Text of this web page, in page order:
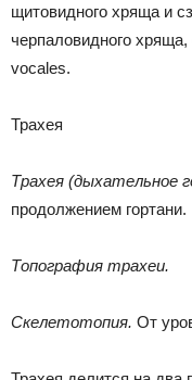
щитовидного хряща и
черпаловидного хряща,
vocales.
Трахея
Трахея (дыхательное
продолжением гортани.
Топография трахеи.
Скелетотопия. От